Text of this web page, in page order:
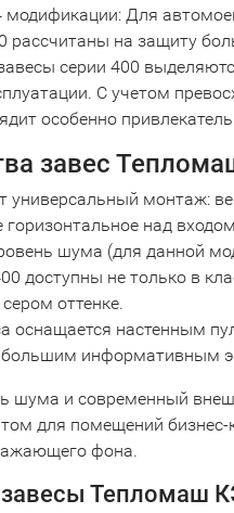
модификации: Для
рассчитаны на защиту
серии 400
С учетом
особенно
завес
монтаж:
горизонтальное над
шума (для данной
доступны не только в
оттенке.
оснащается настенным
большим информативным
шума и современный
для помещений бизнес-
фона.
Тепломаш